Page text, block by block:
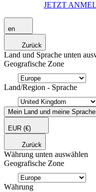
JETZT
en
Zurück
Land und Sprache unten
Geografische Zone
Land/Region - Sprache
Mein Land und meine
EUR (€)
Zurück
Währung unten auswählen
Geografische Zone
Währung